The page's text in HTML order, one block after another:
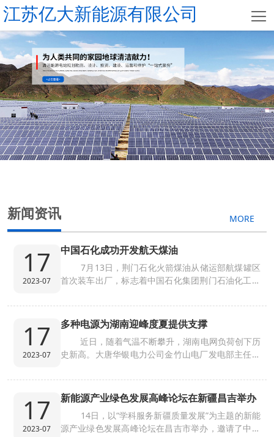
江苏亿大新能源有限公司
首
页
关
于
我
们
新
闻
资
讯
产
品
列
项
目
例
全
分
布
才
联新闻资讯 MORE
17
2023-07
中国石化成功开发航天煤油
7月13日，荆门石化火箭煤油从储运部航煤罐区
首次装车出厂，标志着中国石化集团荆门石油化工总
17
2023-07
多种电源为湖南迎峰度夏提供支撑
近日，随着气温不断攀升，湖南电网负荷创下历
史新高。大唐华银电力公司金竹山电厂发电部主任宋
17
2023-07
新能源产业绿色发展高峰论坛在新疆昌吉举办
14日，以“学科服务新疆质量发展”为主题的新能
源产业绿色发展高峰论坛在昌吉市举办，邀请了中科